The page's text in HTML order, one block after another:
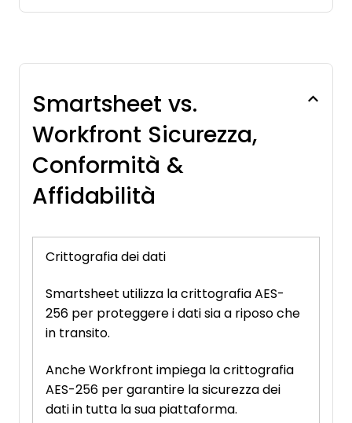
Smartsheet vs.
Workfront Sicurezza,
Conformità &
Affidabilità
Crittografia dei dati
Smartsheet utilizza la crittografia AES-
256 per proteggere i dati sia a riposo che
in transito.
Anche Workfront impiega la crittografia
AES-256 per garantire la sicurezza dei
dati in tutta la sua piattaforma.